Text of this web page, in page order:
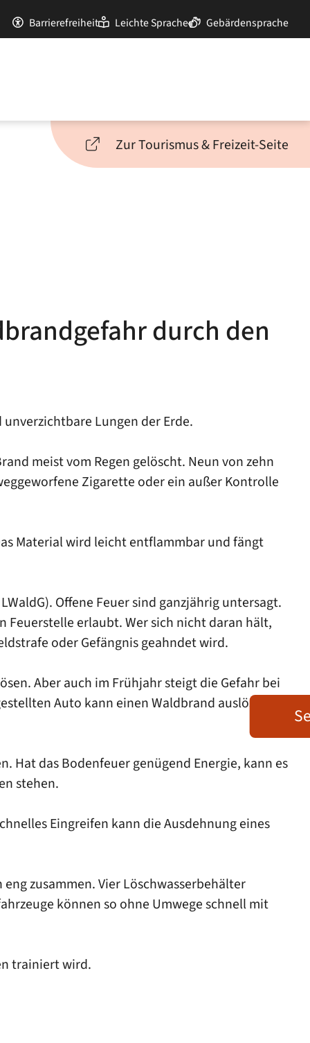
Barrierefreiheit Leichte Sprache Gebärdensprache
Zur Tourismus & Freizeit-Seite
durch den
Lungen der Erde.
meist vom Regen gelöscht. Neun von zehn
Zigarette oder ein außer Kontrolle
Material wird leicht entflammbar und fängt
Offene Feuer sind ganzjährig untersagt.
Feuerstelle erlaubt. Wer sich nicht daran hält,
oder Gefängnis geahndet wird.
Aber auch im Frühjahr steigt die Gefahr bei
Auto kann einen Waldbrand auslösen,
Hat das Bodenfeuer genügend Energie, kann es
stehen.
Eingreifen kann die Ausdehnung eines
zusammen. Vier Löschwasserbehälter
können so ohne Umwege schnell mit
trainiert wird.